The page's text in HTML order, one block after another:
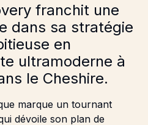
franchit une
dans sa stratégie
en
ultramoderne à
le Cheshire.
marque un tournant
dévoile son plan de